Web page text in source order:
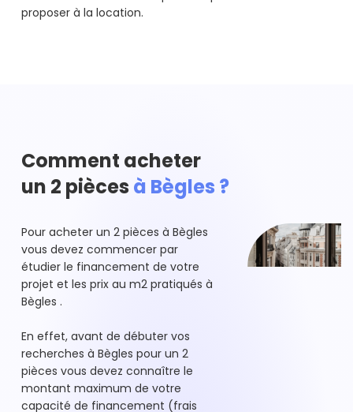
proposer à la location.
Comment acheter
un 2 pièces à Bègles ?
Pour acheter un 2 pièces à Bègles
vous devez commencer par
étudier le financement de votre
projet et les prix au m2 pratiqués à
Bègles .
En effet, avant de débuter vos
recherches à Bègles pour un 2
pièces vous devez connaître le
montant maximum de votre
capacité de financement (frais